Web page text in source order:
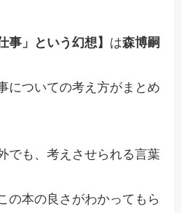
事」という幻想 】 は森博嗣
についての考え方がまとめ
でも、考えさせられる言葉
の本の良さがわかってもら